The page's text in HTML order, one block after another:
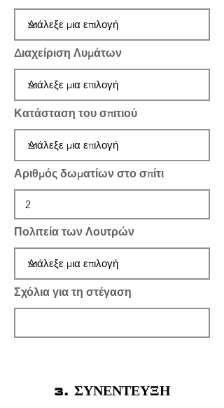
Διαχείριση Λυμάτων
Κατάσταση του σπιτιού
Αριθμός δωματίων στο σπίτι
Πολιτεία των Λουτρών
Σχόλια για τη στέγαση
3. ΣΥΝΕΝΤΕΥΞΗ